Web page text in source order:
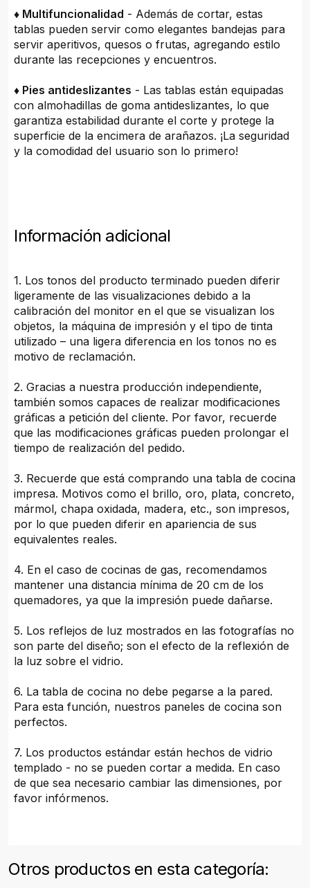
♦ Multifuncionalidad - Además de cortar, estas
tablas pueden servir como elegantes bandejas para
servir aperitivos, quesos o frutas, agregando estilo
durante las recepciones y encuentros.
♦ Pies antideslizantes - Las tablas están equipadas
con almohadillas de goma antideslizantes, lo que
garantiza estabilidad durante el corte y protege la
superficie de la encimera de arañazos. ¡La seguridad
y la comodidad del usuario son lo primero!
Información adicional
1. Los tonos del producto terminado pueden diferir
ligeramente de las visualizaciones debido a la
calibración del monitor en el que se visualizan los
objetos, la máquina de impresión y el tipo de tinta
utilizado – una ligera diferencia en los tonos no es
motivo de reclamación.
2. Gracias a nuestra producción independiente,
también somos capaces de realizar modificaciones
gráficas a petición del cliente. Por favor, recuerde
que las modificaciones gráficas pueden prolongar el
tiempo de realización del pedido.
3. Recuerde que está comprando una tabla de cocina
impresa. Motivos como el brillo, oro, plata, concreto,
mármol, chapa oxidada, madera, etc., son impresos,
por lo que pueden diferir en apariencia de sus
equivalentes reales.
4. En el caso de cocinas de gas, recomendamos
mantener una distancia mínima de 20 cm de los
quemadores, ya que la impresión puede dañarse.
5. Los reflejos de luz mostrados en las fotografías no
son parte del diseño; son el efecto de la reflexión de
la luz sobre el vidrio.
6. La tabla de cocina no debe pegarse a la pared.
Para esta función, nuestros paneles de cocina son
perfectos.
7. Los productos estándar están hechos de vidrio
templado - no se pueden cortar a medida. En caso
de que sea necesario cambiar las dimensiones, por
favor infórmenos.
Otros productos en esta categoría: